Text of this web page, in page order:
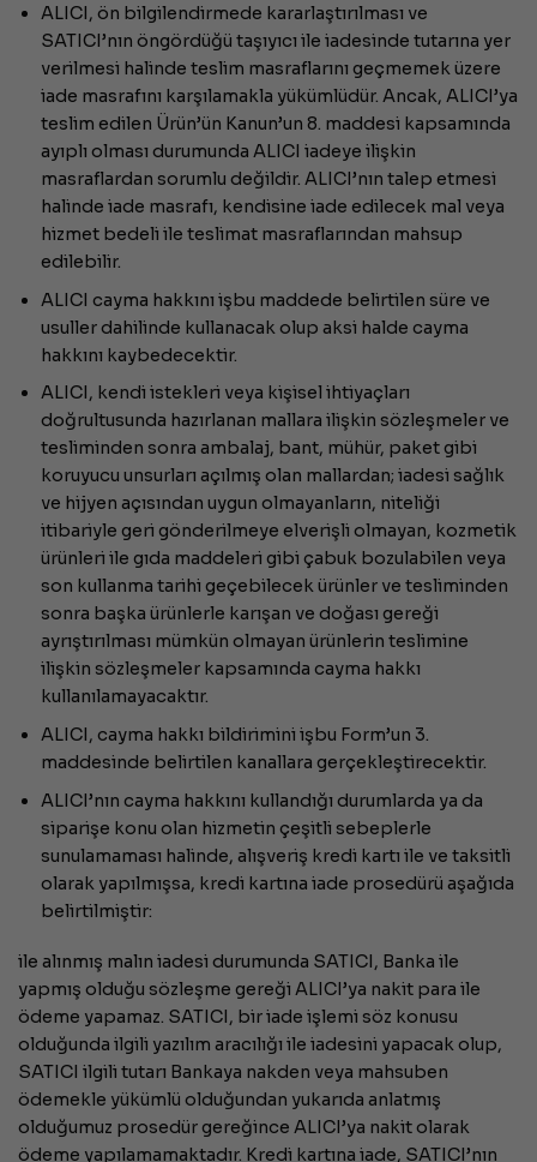
ALICI, ön bilgilendirmede kararlaştırılması ve
SATICI’nın öngördüğü taşıyıcı ile iadesinde tutarına yer
verilmesi halinde teslim masraflarını geçmemek üzere
iade masrafını karşılamakla yükümlüdür. Ancak, ALICI’ya
teslim edilen Ürün’ün Kanun’un 8. maddesi kapsamında
ayıplı olması durumunda ALICI iadeye ilişkin
masraflardan sorumlu değildir. ALICI’nın talep etmesi
halinde iade masrafı, kendisine iade edilecek mal veya
hizmet bedeli ile teslimat masraflarından mahsup
edilebilir.
ALICI cayma hakkını işbu maddede belirtilen süre ve
usuller dahilinde kullanacak olup aksi halde cayma
hakkını kaybedecektir.
ALICI, kendi istekleri veya kişisel ihtiyaçları
doğrultusunda hazırlanan mallara ilişkin sözleşmeler ve
tesliminden sonra ambalaj, bant, mühür, paket gibi
koruyucu unsurları açılmış olan mallardan; iadesi sağlık
ve hijyen açısından uygun olmayanların, niteliği
itibariyle geri gönderilmeye elverişli olmayan, kozmetik
ürünleri ile gıda maddeleri gibi çabuk bozulabilen veya
son kullanma tarihi geçebilecek ürünler ve tesliminden
sonra başka ürünlerle karışan ve doğası gereği
ayrıştırılması mümkün olmayan ürünlerin teslimine
ilişkin sözleşmeler kapsamında cayma hakkı
kullanılamayacaktır.
ALICI, cayma hakkı bildirimini işbu Form’un 3.
maddesinde belirtilen kanallara gerçekleştirecektir.
ALICI’nın cayma hakkını kullandığı durumlarda ya da
siparişe konu olan hizmetin çeşitli sebeplerle
sunulamaması halinde, alışveriş kredi kartı ile ve taksitli
olarak yapılmışsa, kredi kartına iade prosedürü aşağıda
belirtilmiştir:
ile alınmış malın iadesi durumunda SATICI, Banka ile
yapmış olduğu sözleşme gereği ALICI’ya nakit para ile
ödeme yapamaz. SATICI, bir iade işlemi söz konusu
olduğunda ilgili yazılım aracılığı ile iadesini yapacak olup,
SATICI ilgili tutarı Bankaya nakden veya mahsuben
ödemekle yükümlü olduğundan yukarıda anlatmış
olduğumuz prosedür gereğince ALICI’ya nakit olarak
ödeme yapılamamaktadır. Kredi kartına iade, SATICI’nın